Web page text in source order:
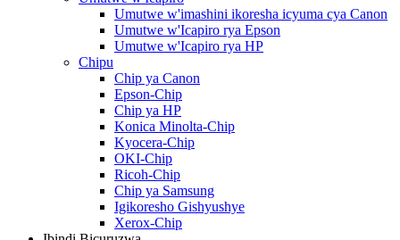
Umutwe w'imashini ikoresha icyuma cya Canon
Umutwe w'Icapiro rya Epson
Umutwe w'Icapiro rya HP
Chipu
Chip ya Canon
Epson-Chip
Chip ya HP
Konica Minolta-Chip
Kyocera-Chip
OKI-Chip
Ricoh-Chip
Chip ya Samsung
Igikoresho Gishyushye
Xerox-Chip